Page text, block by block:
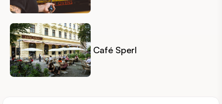
Café Sperl